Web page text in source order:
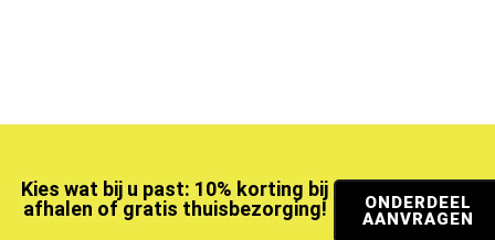
Kies wat bij u past: 10% korting bij
afhalen of gratis thuisbezorging!
ONDERDEEL
AANVRAGEN